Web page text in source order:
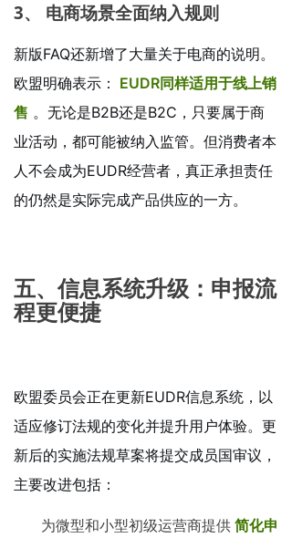
3、 电商场景全面纳入规则
新版FAQ还新增了大量关于电商的说明。
欧盟明确表示： EUDR同样适用于线上销
售 。无论是B2B还是B2C，只要属于商
业活动，都可能被纳入监管。但消费者本
人不会成为EUDR经营者，真正承担责任
的仍然是实际完成产品供应的一方。
五、信息系统升级：申报流
程更便捷
欧盟委员会正在更新EUDR信息系统，以
适应修订法规的变化并提升用户体验。更
新后的实施法规草案将提交成员国审议，
主要改进包括：
为微型和小型初级运营商提供简化申